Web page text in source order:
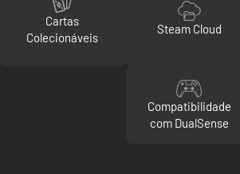
Cartas
Colecionáveis
Steam Cloud
Compatibilidade
com DualSense